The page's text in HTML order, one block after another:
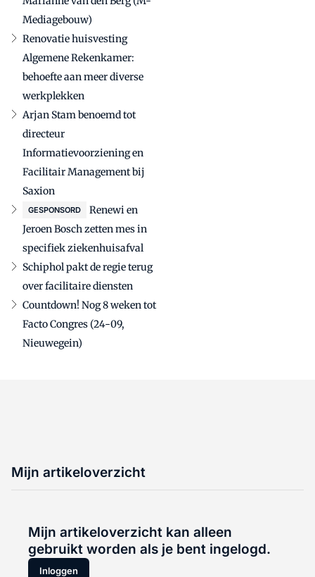
Mediagebouw)
Renovatie huisvesting
Algemene Rekenkamer:
behoefte aan meer diverse
werkplekken
Arjan Stam benoemd tot
directeur
Informatievoorziening en
Facilitair Management bij
Saxion
GESPONSORD
Renewi en
Jeroen Bosch zetten mes in
specifiek ziekenhuisafval
Schiphol pakt de regie terug
over facilitaire diensten
Countdown! Nog 8 weken tot
Facto Congres (24-09,
Nieuwegein)
Mijn artikeloverzicht
Mijn artikeloverzicht kan alleen
gebruikt worden als je bent ingelogd.
Inloggen